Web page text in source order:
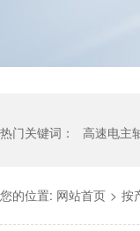
热门关键词： 高速电主
您的位置: 网站首页 > 按